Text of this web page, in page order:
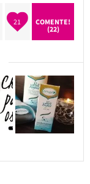
21
COMENTE!
(22)